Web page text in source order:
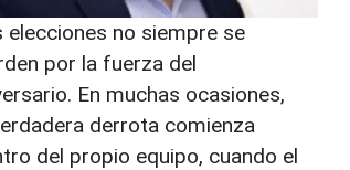
elecciones no siempre se
por la fuerza del
En muchas ocasiones,
derrota comienza
del propio equipo, cuando el